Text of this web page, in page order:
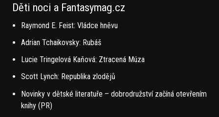
Děti noci a Fantasymag.cz
Raymond E. Feist: Vládce hněvu
Adrian Tchaikovsky: Rubáš
Lucie Tringelová Kaňová: Ztracená Múza
Scott Lynch: Republika zlodějů
Novinky v dětské literatuře – dobrodružství začíná otevřením
knihy (PR)